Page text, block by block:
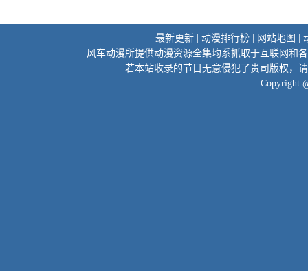
最新更新 动漫排行榜 网站地图
风车动漫所提供动漫资源全集均系抓取于互联网和
若本站收录的节目无意侵犯了贵司版权，
Copyright